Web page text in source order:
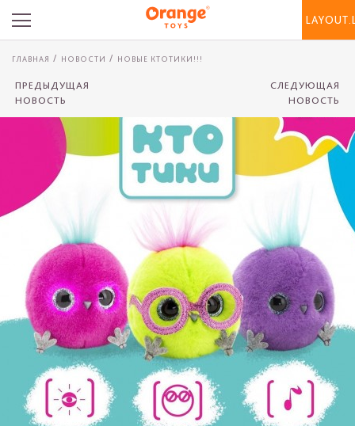
ГЛАВНАЯ НОВОСТИ НОВЫЕ КТОТИКИ!!!
ПРЕДЫДУЩАЯ
НОВОСТЬ
СЛЕДУЮЩАЯ
НОВОСТЬ